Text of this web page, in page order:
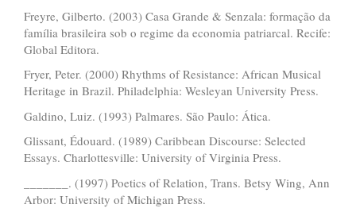
Freyre, Gilberto. (2003) Casa Grande & Senzala: formação da
família brasileira sob o regime da economia patriarcal. Recife:
Global Editora.
Fryer, Peter. (2000) Rhythms of Resistance: African Musical
Heritage in Brazil. Philadelphia: Wesleyan University Press.
Galdino, Luiz. (1993) Palmares. São Paulo: Ática.
Glissant, Édouard. (1989) Caribbean Discourse: Selected
Essays. Charlottesville: University of Virginia Press.
_______. (1997) Poetics of Relation, Trans. Betsy Wing, Ann
Arbor: University of Michigan Press.